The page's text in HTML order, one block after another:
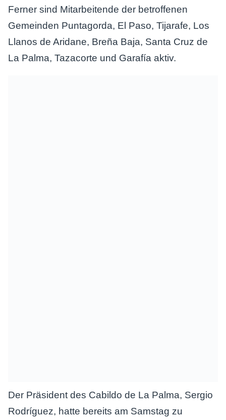
Ferner sind Mitarbeitende der betroffenen
Gemeinden Puntagorda, El Paso, Tijarafe, Los
Llanos de Aridane, Breña Baja, Santa Cruz de
La Palma, Tazacorte und Garafía aktiv.
Der Präsident des Cabildo de La Palma, Sergio
Rodríguez, hatte bereits am Samstag zu